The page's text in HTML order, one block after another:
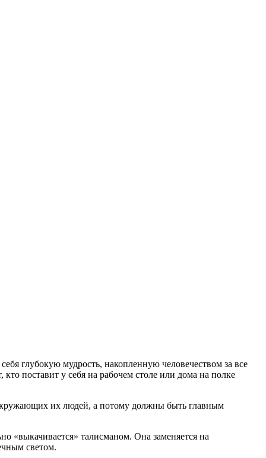
глубокую мудрость, накопленную человечеством за все
поставит у себя на рабочем столе или дома на полке
их людей, а потому должны быть главным
«выкачивается» талисманом. Она заменяется на
светом.